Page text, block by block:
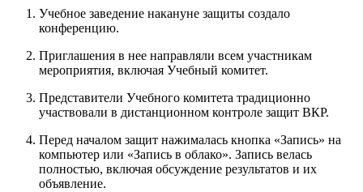
Учебное заведение накануне защиты создало
конференцию.
Приглашения в нее направляли всем участникам
мероприятия, включая Учебный комитет.
Представители Учебного комитета традиционно
участвовали в дистанционном контроле защит ВКР.
Перед началом защит нажималась кнопка «Запись» на
компьютер или «Запись в облако». Запись велась
полностью, включая обсуждение результатов и их
объявление.